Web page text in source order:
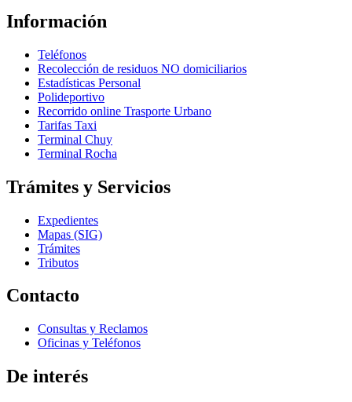
Información
Teléfonos
Recolección de residuos NO domiciliarios
Estadísticas Personal
Polideportivo
Recorrido online Trasporte Urbano
Tarifas Taxi
Terminal Chuy
Terminal Rocha
Trámites y Servicios
Expedientes
Mapas (SIG)
Trámites
Tributos
Contacto
Consultas y Reclamos
Oficinas y Teléfonos
De interés